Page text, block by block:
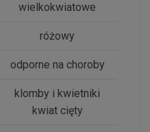
wielkokwiatowe
różowy
odporne na choroby
klomby i kwietniki
kwiat cięty